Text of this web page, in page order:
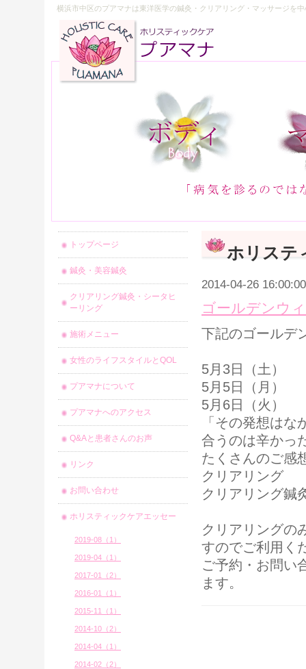
横浜市中区のプアマナは東洋医学の鍼灸・クリアリング・マッサージを
ホリステ
2014-04-26 16:00:00
ゴールデンウ
下記のゴールデ
5月3日（土）
5月5日（月）
5月6日（火）
「その発想は
合うのは辛かっ
たくさんのご感
クリアリング
クリアリング鍼
クリアリングの
すのでご利用く
ご予約・お問い
ます。
トップページ
鍼灸・美容鍼灸
クリアリング鍼灸・シータヒ
ーリング
施術メニュー
女性のライフスタイルとQOL
プアマナについて
プアマナへのアクセス
Q&Aと患者さんのお声
リンク
お問い合わせ
ホリスティックケアエッセー
2019-08（1）
2019-04（1）
2017-01（2）
2016-01（1）
2015-11（1）
2014-10（2）
2014-04（1）
2014-02（2）